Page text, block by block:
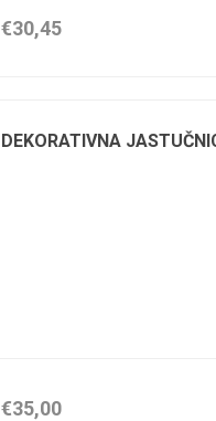
€30,45
DEKORATIVNA
€35,00